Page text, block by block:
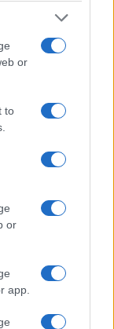
or
to
or
app.